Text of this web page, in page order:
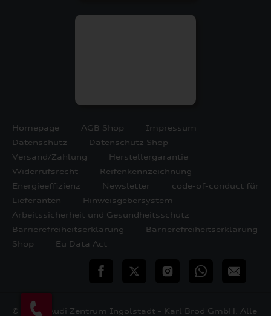
Homepage AGB Shop
Impressum
Datenschutz
Datenschutz Shop
Versand/Zahlung
Herstellergarantie
Widerrufsrecht
Reifenkennzeichnung
Energieeffizienz
Newsletter
code-of-conduct für
Lieferanten
Hinweisgebersystem
Arbeitssicherheit und Gesundheitsschutz
Barrierefreiheitserklärung
Barrierefreiheitserklärung
Shop
Eu Data Act
teilen Twitter InstagramWhatsApp
E-
© 2026 Audi Zentrum Ingolstadt - Karl Brod GmbH. Alle